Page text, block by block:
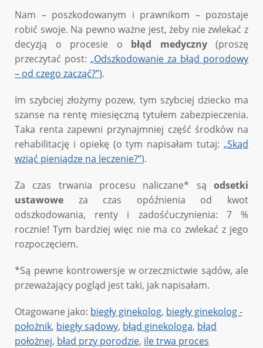
Nam – poszkodowanym i prawnikom – pozostaje
robić swoje. Na pewno ważne jest, żeby nie zwlekać z
decyzją o procesie o błąd medyczny(proszę
przeczytać post: „Odszkodowanie za błąd porodowy
– od czego zacząć?”).
Im szybciej złożymy pozew, tym szybciej dziecko ma
szanse na rentę miesięczną tytułem zabezpieczenia.
Taka renta zapewni przynajmniej część środków na
rehabilitację i opiekę (o tym napisałam tutaj: „Skąd
wziąć pieniądze na leczenie?”).
Za czas trwania procesu naliczane* są odsetki
ustawowe za czas opóźnienia od kwot
odszkodowania, renty i zadośćuczynienia: 7 %
rocznie! Tym bardziej więc nie ma co zwlekać z jego
rozpoczęciem.
*Są pewne kontrowersje w orzecznictwie sądów, ale
przeważający pogląd jest taki, jak napisałam.
Otagowane jako: biegły ginekolog, biegły ginekolog -
położnik, biegły sądowy, błąd ginekologa, błąd
położnej, bład przy porodzie, ile trwa proces